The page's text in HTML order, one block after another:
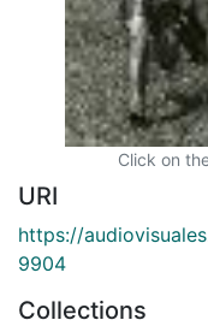
Click on
URI
https://
9904
Collections